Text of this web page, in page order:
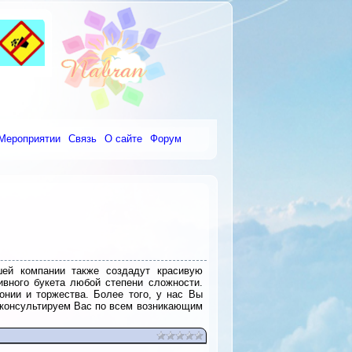
Связь О сайте Форум
компании также создадут красивую
букета любой степени сложности.
и торжества. Более того, у нас Вы
Вас по всем возникающим